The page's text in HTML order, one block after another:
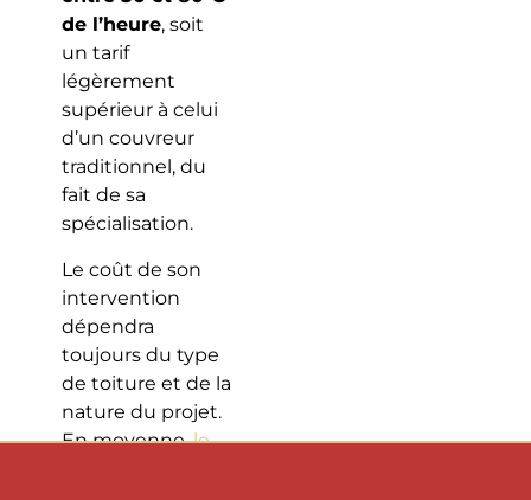
de l’heure, soit
un tarif
légèrement
supérieur à celui
d’un couvreur
traditionnel, du
fait de sa
spécialisation.
Le coût de son
intervention
dépendra
toujours du type
de toiture et de la
nature du projet.
En moyenne,le